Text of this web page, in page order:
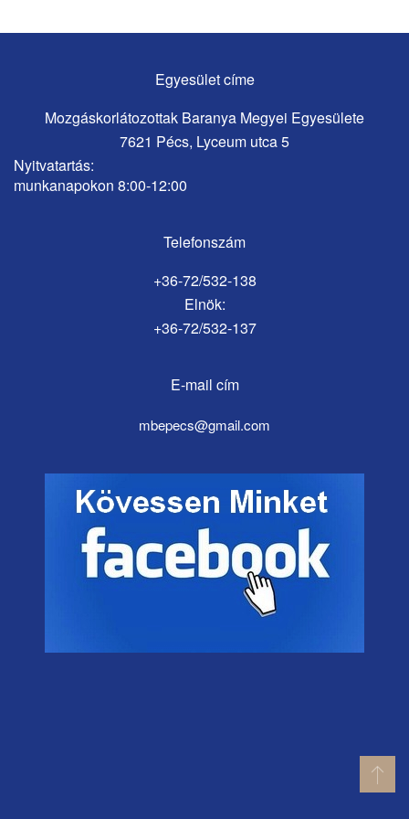
Egyesület címe
Mozgáskorlátozottak Baranya Megyei Egyesülete
7621 Pécs, Lyceum utca 5
Nyitvatartás:
munkanapokon 8:00-12:00
Telefonszám
+36-72/532-138
Elnök:
+36-72/532-137
E-mail cím
mbepecs@gmail.com